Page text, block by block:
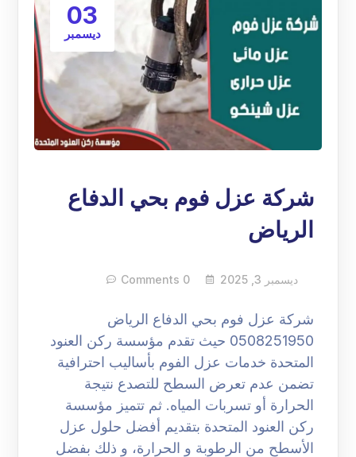
03
ديسمبر
شركة عزل فوم بحي الدفاع
الرياض
ديسمبر 3, 2025 0 Comments
شركة عزل فوم بحي الدفاع الرياض
0508251950 حيث تقدم مؤسسة ركن العنود
المتحدة خدمات عزل الفوم بأساليب احترافية
تضمن عدم تعرض السطح للتصدع نتيجة
الحرارة أو تسربات المياه. ثم تتميز مؤسسة
ركن العنود المتحدة بتقديم أفضل حلول عزل
الأسطح من الرطوبة و الحرارة، و ذلك بفضل